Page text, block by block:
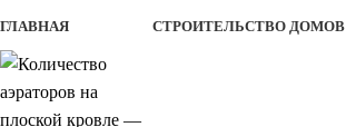
ГЛАВНАЯ СТРОИТЕЛЬСТВО ДОМОВ